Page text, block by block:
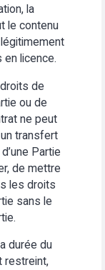
la
le contenu
en licence.
de
ou de
ne peut
transfert
Partie
de mettre
les droits
sans le
durée du
restreint,